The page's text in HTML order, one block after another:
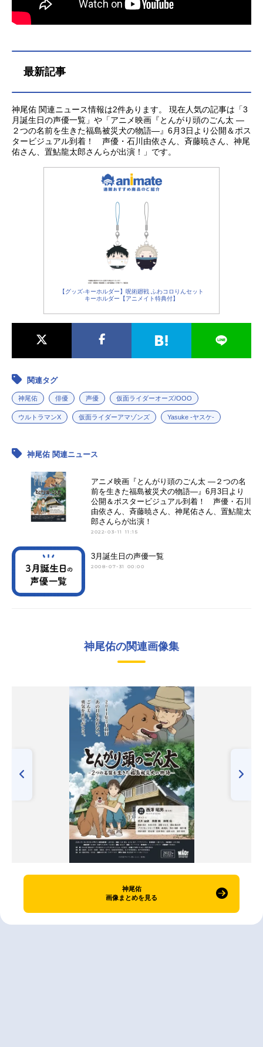
最新記事
神尾佑 関連ニュース情報は2件あります。 現在人気の記事は「3
月誕生日の声優一覧」や「アニメ映画『とんがり頭のごん太 ―
２つの名前を生きた福島被災犬の物語―』6月3日より公開＆ポス
タービジュアル到着！ 声優・石川由依さん、斉藤暁さん、神尾
佑さん、置鮎龍太郎さんらが出演！」です。
【グッズ-キーホルダー】呪術廻戦 ふわコロりんセット
キーホルダー【アニメイト特典付】
関連タグ
神尾佑 俳優 声優 仮面ライダーオーズ/OOO
ウルトラマンX 仮面ライダーアマゾンズ Yasuke -ヤスケ-
神尾佑 関連ニュース
アニメ映画『とんがり頭のごん太 ―２つの名
前を生きた福島被災犬の物語―』6月3日より
公開＆ポスタービジュアル到着！ 声優・石川
由依さん、斉藤暁さん、神尾佑さん、置鮎龍太
郎さんらが出演！
2022-03-11 11:15
3月誕生日の声優一覧
2008-07-31 00:00
神尾佑の関連画像集
神尾佑
画像まとめを見る